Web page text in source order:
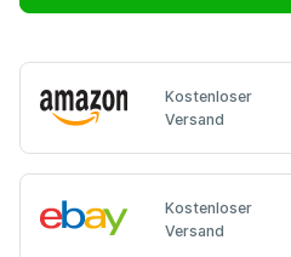
Kostenloser
Versand
Kostenloser
Versand